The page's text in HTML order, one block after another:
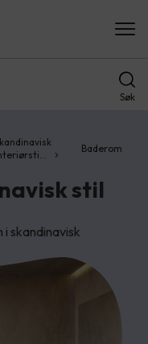
Søk
Baderom
stil
skandinavisk